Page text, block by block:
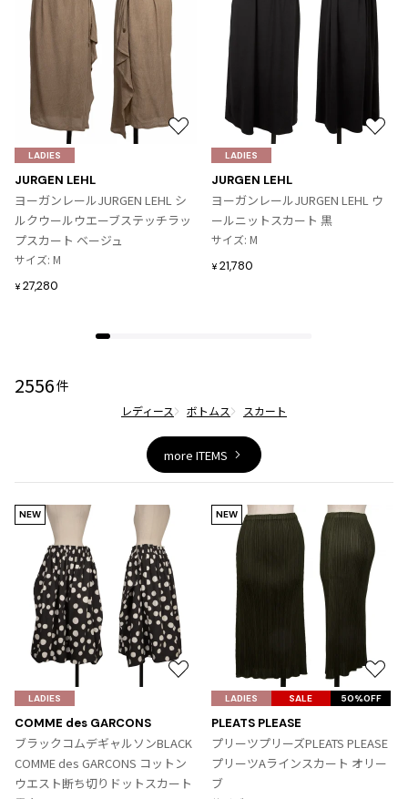
JURGEN LEHL
ヨーガンレールJURGEN LEHL シ
ルクウールウエーブステッチラッ
プスカート ベージュ
サイズ: M
¥ 27,280
LADIES
入
り
JURGEN LEHL
ヨーガンレールJURGEN LEHL ウ
ールニットスカート 黒
サイズ: M
¥ 21,780
LADIES
お
入
2556件
レディース ボトムス スカート
more ITEMS
COMME des GARCONS
ブラックコムデギャルソンBLACK
COMME des GARCONS コットン
ウエスト断ち切りドットスカート
LADIES
NEW
入
り
に
PLEATS PLEASE
プリーツプリーズPLEATS PLEASE
プリーツAラインスカート オリー
ブ
LADIES SALE 50%OFF
NEW
お
気
入
り